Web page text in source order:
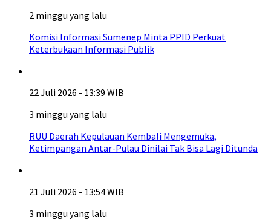
2 minggu yang lalu
Komisi Informasi Sumenep Minta PPID Perkuat
Keterbukaan Informasi Publik
22 Juli 2026 - 13:39 WIB
3 minggu yang lalu
RUU Daerah Kepulauan Kembali Mengemuka,
Ketimpangan Antar-Pulau Dinilai Tak Bisa Lagi Ditunda
21 Juli 2026 - 13:54 WIB
3 minggu yang lalu